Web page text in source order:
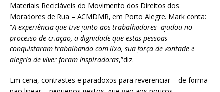
Materiais Recicláveis do Movimento dos Direitos dos
Moradores de Rua – ACMDMR, em Porto Alegre. Mark conta:
“A experiência que tive junto aos trabalhadores ajudou no
processo de criação, a dignidade que estas pessoas
conquistaram trabalhando com lixo, sua força de vontade e
alegria de viver foram inspiradoras,”diz.
Em cena, contrastes e paradoxos para reverenciar – de forma